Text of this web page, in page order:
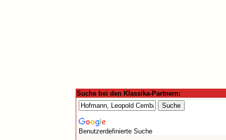
Suche bei den Klassika-Partnern:
Benutzerdefinierte Suche